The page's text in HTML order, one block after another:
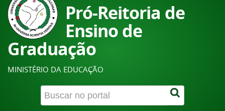
Acesso à informação
Pró-Reitoria de
Ensino de
Graduação
MINISTÉRIO DA EDUCAÇÃO